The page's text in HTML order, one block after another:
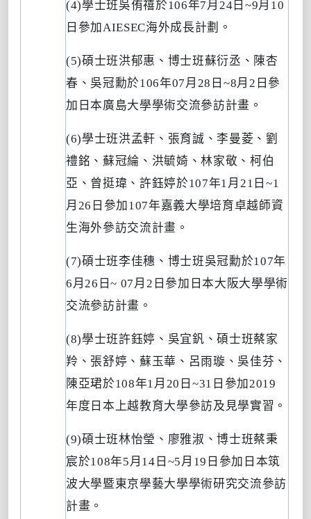
(4)學士班吳侑禧於106年7 月 24 日 ~9月 10
日參加AIESEC海外成長計劃。
(5)碩士班洪郁惠、博士班蘇衍丞、陳杏
春、吳冠勳於106年07 月 28 日 ~8月 2 日參
加日本廣島大學學術交流參訪計畫。
(6)學士班洪孟軒、張育誠、李曼菱、劉
禮銘、蘇冠綸、洪毓婍、林家敬、柯伯
亞、曾挺瑋、許鈺婷於107年1 月 21 日 ~1
月 26 日參加107年嘉義大學培育卓越師資
生海外參訪交流計畫。
(7)碩士班李佳穗、博士班吳冠勳於107年
6 月 26 日~ 07 月 2 日參加日本大阪大學學術
交流參訪計畫。
(8)學士班許鈺婷、吳宜釩、碩士班蔡家
羚、張舒婷、蘇玉華、呂雨璇、吳佳芬、
陳亞珺於108年1 月 20 日 ~31 日參加2019
年度日本上越教育大學參訪及見學實習。
(9)碩士班林怡瑩、廖雅淑、博士班蔡秉
宸於108年5 月 14 日 ~5 月 19 日參加日本筑
波大學暨東京學藝大學學術研究交流參訪
計畫。